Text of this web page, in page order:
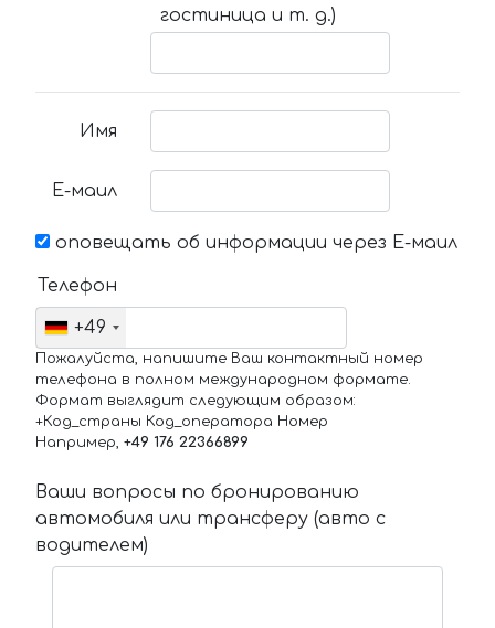
гостиница и т. д.)
Имя
Е-маил
оповещать об информации через Е-маил
Телефон
+49
Пожалуйста, напишите Ваш контактный номер
телефона в полном международном формате.
Формат выглядит следующим образом:
+Код_страны Код_оператора Номер
Например, +49 176 22366899
Ваши вопросы по бронированию
автомобиля или трансферу (авто с
водителем)